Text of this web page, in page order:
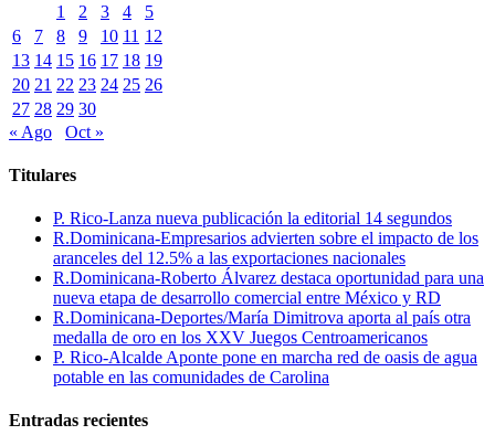
1
2 3 4
5
6
7 8 9 10 11 12
13 14 15 16 17 18 19
20 21 22 23 24 25 26
27 28 29 30
« Ago
Oct »
Titulares
P. Rico-Lanza nueva publicación la editorial 14 segundos
R.Dominicana-Empresarios advierten sobre el impacto de los
aranceles del 12.5% a las exportaciones nacionales
R.Dominicana-Roberto Álvarez destaca oportunidad para una
nueva etapa de desarrollo comercial entre México y RD
R.Dominicana-Deportes/María Dimitrova aporta al país otra
medalla de oro en los XXV Juegos Centroamericanos
P. Rico-Alcalde Aponte pone en marcha red de oasis de agua
potable en las comunidades de Carolina
Entradas recientes